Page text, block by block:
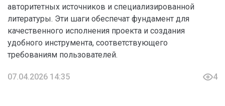
авторитетных источников и специализированной
литературы. Эти шаги обеспечат фундамент для
качественного исполнения проекта и создания
удобного инструмента, соответствующего
требованиям пользователей.
07.04.2026 14:35 4